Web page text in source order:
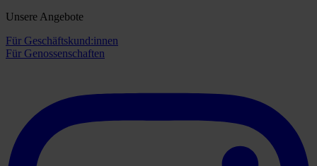
Unsere Angebote
Für Geschäftskund:innen
Für Genossenschaften